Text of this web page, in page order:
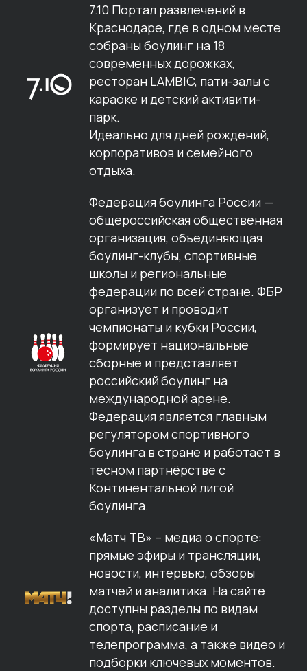
7.10 Портал развлечений в
Краснодаре, где в одном месте
собраны боулинг на 18
современных дорожках,
ресторан LAMBIC, пати-залы с
караоке и детский активити-
парк.
Идеально для дней рождений,
корпоративов и семейного
отдыха.
Федерация боулинга России —
общероссийская общественная
организация, объединяющая
боулинг-клубы, спортивные
школы и региональные
федерации по всей стране. ФБР
организует и проводит
чемпионаты и кубки России,
формирует национальные
сборные и представляет
российский боулинг на
международной арене.
Федерация является главным
регулятором спортивного
боулинга в стране и работает в
тесном партнёрстве с
Континентальной лигой
боулинга.
«Матч ТВ» – медиа о спорте:
прямые эфиры и трансляции,
новости, интервью, обзоры
матчей и аналитика. На сайте
доступны разделы по видам
спорта, расписание и
телепрограмма, а также видео и
подборки ключевых моментов.